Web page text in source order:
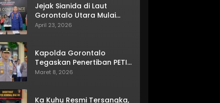
Jejak Sianida di Laut
Gorontalo Utara Mulai
Terkuak
April 23, 2026
Kapolda Gorontalo
Tegaskan Penertiban PETI
Terus Berjalan
Maret 8, 2026
Ka Kuhu Resmi Tersangka,